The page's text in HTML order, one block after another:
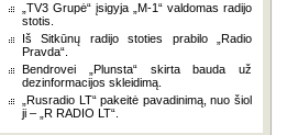
„TV3 Grupė“ įsigyja „M-1“ valdomas radijo
stotis.
Iš Sitkūnų radijo stoties prabilo „Radio
Pravda“.
Bendrovei „Plunsta“ skirta bauda už
dezinformacijos skleidimą.
„Rusradio LT“ pakeitė pavadinimą, nuo šiol
ji – „R RADIO LT“.